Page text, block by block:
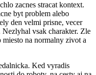
zacnes stracat kontext.
byt problem alebo
den velmi prisne, vecer
vsak charakter. Zle
na normalny zivot a
Ked vyradis